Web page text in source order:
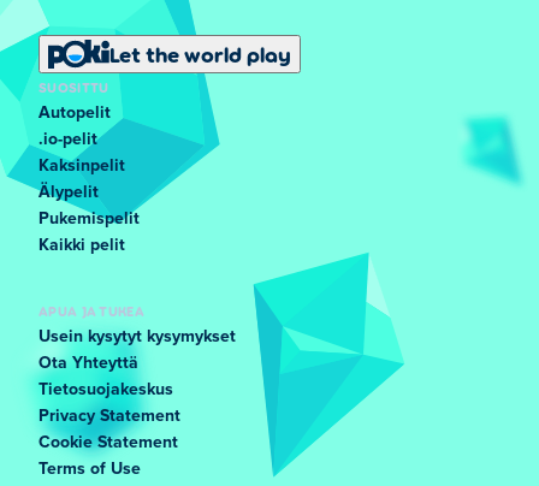
Let the world play
SUOSITTU
Autopelit
.io-pelit
Kaksinpelit
Älypelit
Pukemispelit
Kaikki pelit
APUA JA TUKEA
Usein kysytyt kysymykset
Ota Yhteyttä
Tietosuojakeskus
Privacy Statement
Cookie Statement
Terms of Use